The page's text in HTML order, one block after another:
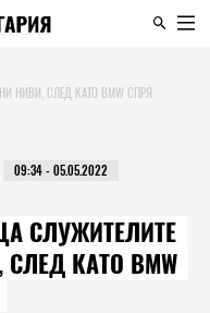
НИВИ, СЛЕД КАТО BMW СПРЯ
09:34 - 05.05.2022
СЛУЖИТЕЛИТЕ
КАТО BMW